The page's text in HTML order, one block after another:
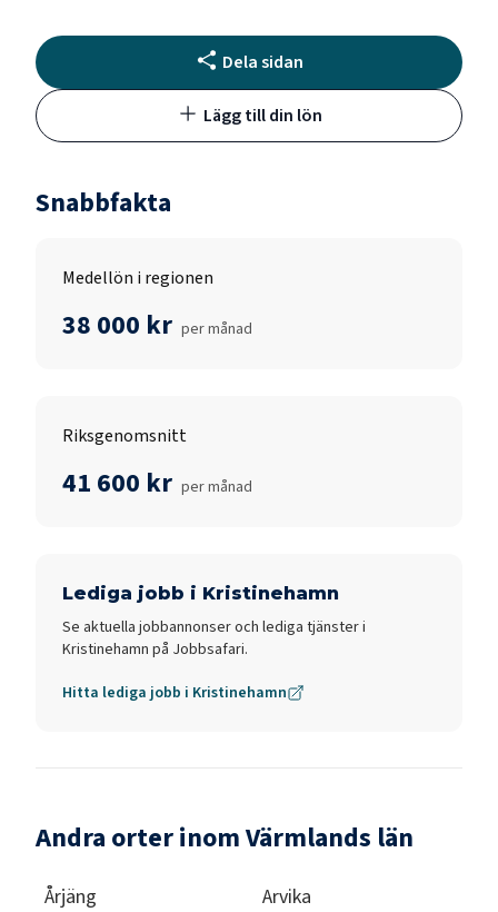
Dela sidan
Lägg till din lön
Snabbfakta
Medellön i regionen
38 000 kr per månad
Riksgenomsnitt
41 600 kr per månad
Lediga jobb i Kristinehamn
Se aktuella jobbannonser och lediga tjänster i
Kristinehamn på Jobbsafari.
Hitta lediga jobb i Kristinehamn
Andra orter inom Värmlands län
Årjäng Arvika